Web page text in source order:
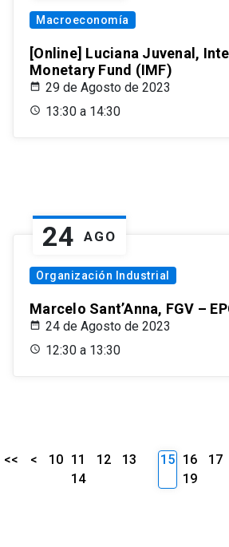
Macroeconomía
[Online] Luciana Juvenal,
Monetary Fund (IMF)
29 de Agosto de 2023
13:30 a 14:30
24 AGO
Organización Industrial
Marcelo Sant’Anna, FGV –
24 de Agosto de 2023
12:30 a 13:30
<< < 10 11 12
13
14
15 16 17
19